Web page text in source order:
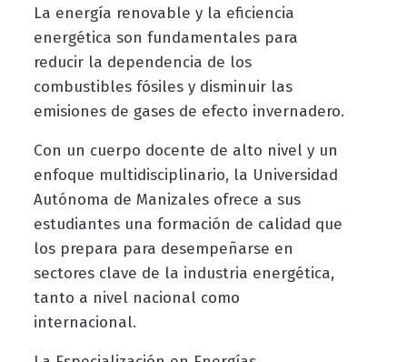
La energía renovable y la eficiencia
energética son fundamentales para
reducir la dependencia de los
combustibles fósiles y disminuir las
emisiones de gases de efecto invernadero.
Con un cuerpo docente de alto nivel y un
enfoque multidisciplinario, la Universidad
Autónoma de Manizales ofrece a sus
estudiantes una formación de calidad que
los prepara para desempeñarse en
sectores clave de la industria energética,
tanto a nivel nacional como
internacional.